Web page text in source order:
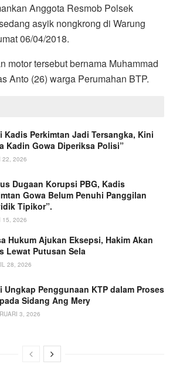
Anggota Resmob Polsek
asyik nongkrong di Warung
06/04/2018.
motor tersebut bernama Muhammad
Anto (26) warga Perumahan BTP.
Kadis Perkimtan Jadi Tersangka, Kini
Kadin Gowa Diperiksa Polisi”
22, 2026
Dugaan Korupsi PBG, Kadis
Gowa Belum Penuhi Panggilan
Tipikor”.
15, 2026
Hukum Ajukan Eksepsi, Hakim Akan
Lewat Putusan Sela
28, 2026
Ungkap Penggunaan KTP dalam Proses
Sidang Ang Mery
3, 2026